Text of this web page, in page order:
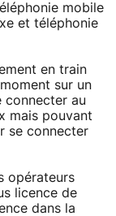
mobile
et téléphonie
en train
sur un
connecter au
mais pouvant
se connecter
opérateurs
licence de
dans la